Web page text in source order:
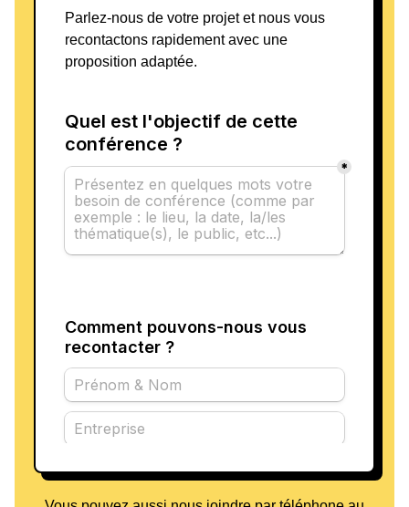
Parlez-nous de votre projet et nous vous
recontactons rapidement avec une
proposition adaptée.